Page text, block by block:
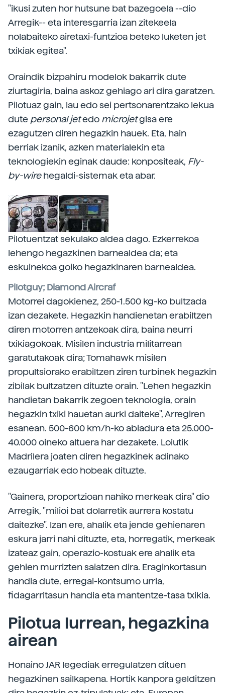
"ikusi zuten hor hutsune bat bazegoela --dio
Arregik-- eta interesgarria izan zitekeela
nolabaiteko airetaxi-funtzioa beteko luketen jet
txikiak egitea".
Oraindik bizpahiru modelok bakarrik dute
ziurtagiria, baina askoz gehiago ari dira garatzen.
Pilotuaz gain, lau edo sei pertsonarentzako lekua
dute personal jetedo microjetgisa ere
ezagutzen diren hegazkin hauek. Eta, hain
berriak izanik, azken materialekin eta
teknologiekin eginak daude: konpositeak, Fly-
by-wirehegaldi-sistemak eta abar.
Pilotuentzat sekulako aldea dago. Ezkerrekoa
lehengo hegazkinen barnealdea da; eta
eskuinekoa goiko hegazkinaren barnealdea.
Pilotguy; Diamond Aircraf
Motorrei dagokienez, 250-1.500 kg-ko bultzada
izan dezakete. Hegazkin handienetan erabiltzen
diren motorren antzekoak dira, baina neurri
txikiagokoak. Misilen industria militarrean
garatutakoak dira; Tomahawk misilen
propultsiorako erabiltzen ziren turbinek hegazkin
zibilak bultzatzen dituzte orain. "Lehen hegazkin
handietan bakarrik zegoen teknologia, orain
hegazkin txiki hauetan aurki daiteke", Arregiren
esanean. 500-600 km/h-ko abiadura eta 25.000-
40.000 oineko altuera har dezakete. Loiutik
Madrilera joaten diren hegazkinek adinako
ezaugarriak edo hobeak dituzte.
"Gainera, proportzioan nahiko merkeak dira" dio
Arregik, "milioi bat dolarretik aurrera kostatu
daitezke". Izan ere, ahalik eta jende gehienaren
eskura jarri nahi dituzte, eta, horregatik, merkeak
izateaz gain, operazio-kostuak ere ahalik eta
gehien murrizten saiatzen dira. Eraginkortasun
handia dute, erregai-kontsumo urria,
fidagarritasun handia eta mantentze-tasa txikia.
Pilotua lurrean, hegazkina
airean
Honaino JAR legediak erregulatzen dituen
hegazkinen sailkapena. Hortik kanpora gelditzen